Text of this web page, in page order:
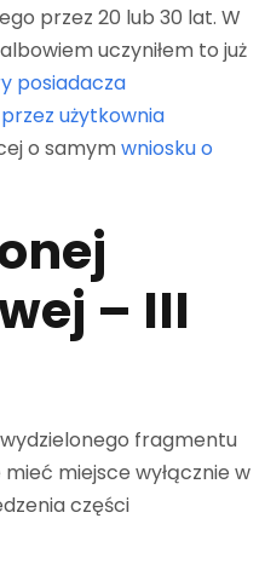
przez 20 lub 30 lat. W
uczyniłem to już
posiadacza
użytkownia
o samymwniosku o
– III
fragmentu
miejsce wyłącznie w
części